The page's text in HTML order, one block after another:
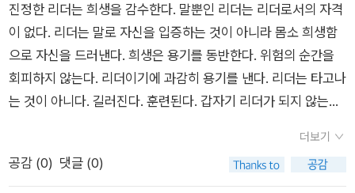
자입니다. 종이 다르지만 아픔을 공유하며 서로 의지하는 두 캐릭
터는 독자들에게 우정과 연대의 의미를 상기시킵니다.빛은 달이
첫 사냥에서 죽음의 무게를 깨닫도록 도와줍니다. 생존을 위해 다
른 생명을 빼앗아야 한다는 냉혹한 현실 속에서 달은 비로소 삶과
죽음이 떼려야 뗄 수 없는 관계임을 이해합니다. 이러한 경험들은
단순히 야생의 법칙을 배우는 것을 넘어서, 삶의 무게와 책임을
받아들이는 성장의 과정을 상징합니다. 특히 빛이 “이제 너는 훌
진정한 리더는 희생을 감수한다. 말뿐인 리더는 리더로서의 자격
이 없다. 리더는 말로 자신을 입증하는 것이 아니라 몸소 희생함
으로 자신을 드러낸다. 희생은 용기를 동반한다. 위험의 순간을
회피하지 않는다. 리더이기에 과감히 용기를 낸다. 리더는 타고나
는 것이 아니다. 길러진다. 훈련된다. 갑자기 리더가 되지 않는다.
요하지 않는다. 구성원들의 요청을 자발적으로 끌어낸다. 들개왕
달의 이야기다. 진짜 대장은 따로 있었다. 대장이 가짜임을 알만
더보기
공감 (0) 댓글 (0)